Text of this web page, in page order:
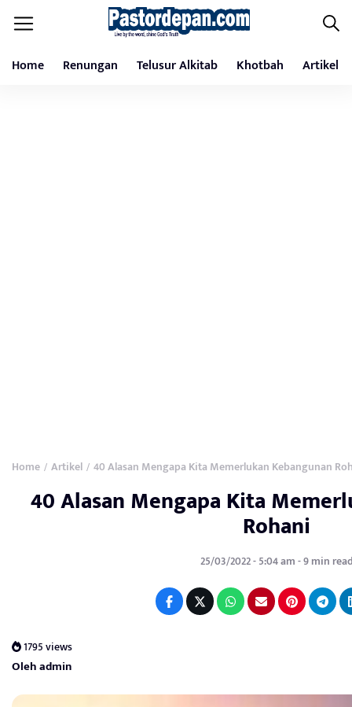
Home Renungan Telusur Alkitab Khotbah Artikel
Home / Artikel / 40 Alasan Mengapa Kita Memerlukan Kebangunan
40 Alasan Mengapa Kita
Rohani
25/03/2022 - 5:04 am - 9 min
1795 views
Oleh admin